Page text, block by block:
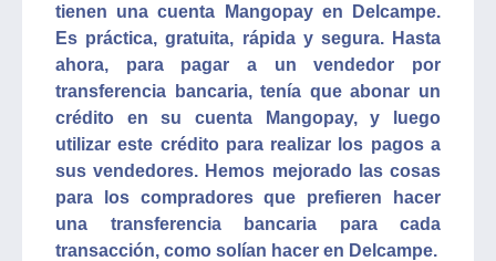
tienen una cuenta Mangopay en Delcampe.
Es práctica, gratuita, rápida y segura. Hasta
ahora, para pagar a un vendedor por
transferencia bancaria, tenía que abonar un
crédito en su cuenta Mangopay, y luego
utilizar este crédito para realizar los pagos a
sus vendedores. Hemos mejorado las cosas
para los compradores que prefieren hacer
una transferencia bancaria para cada
transacción, como solían hacer en Delcampe.